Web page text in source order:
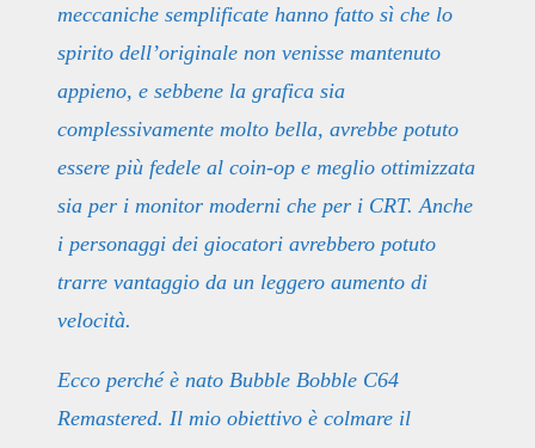
meccaniche semplificate hanno fatto sì che lo
spirito dell’originale non venisse mantenuto
appieno, e sebbene la grafica sia
complessivamente molto bella, avrebbe potuto
essere più fedele al coin-op e meglio ottimizzata
sia per i monitor moderni che per i CRT. Anche
i personaggi dei giocatori avrebbero potuto
trarre vantaggio da un leggero aumento di
velocità.
Ecco perché è nato Bubble Bobble C64
Remastered. Il mio obiettivo è colmare il